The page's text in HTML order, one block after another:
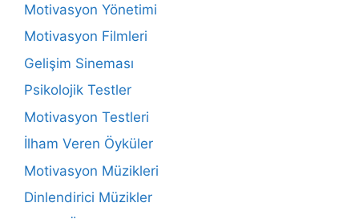
Motivasyon Yönetimi
Motivasyon Filmleri
Gelişim Sineması
Psikolojik Testler
Motivasyon Testleri
İlham Veren Öyküler
Motivasyon Müzikleri
Dinlendirici Müzikler